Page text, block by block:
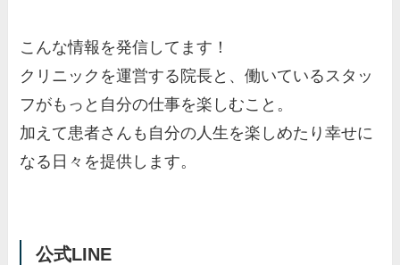
こんな情報を発信してます！
クリニックを運営する院長と、働いているスタッ
フがもっと自分の仕事を楽しむこと。
加えて患者さんも自分の人生を楽しめたり幸せに
なる日々を提供します。
公式LINE